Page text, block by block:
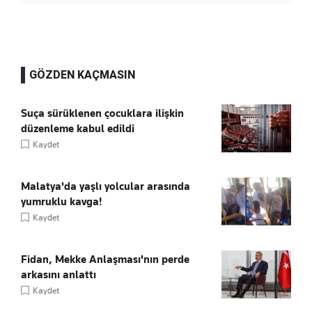
GÖZDEN KAÇMASIN
Suça sürüklenen çocuklara ilişkin
düzenleme kabul edildi
Kaydet
Malatya'da yaşlı yolcular arasında
yumruklu kavga!
Kaydet
Fidan, Mekke Anlaşması'nın perde
arkasını anlattı
Kaydet